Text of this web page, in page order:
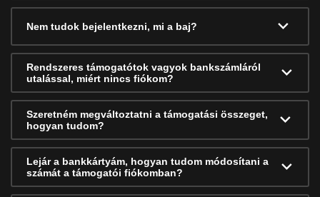
Nem tudok bejelentkezni, mi a baj?
Rendszeres támogatótok vagyok bankszámláról
utalással, miért nincs fiókom?
Szeretném megváltoztatni a támogatási összeget,
hogyan tudom?
Lejár a bankkártyám, hogyan tudom módosítani a
számát a támogatói fiókomban?